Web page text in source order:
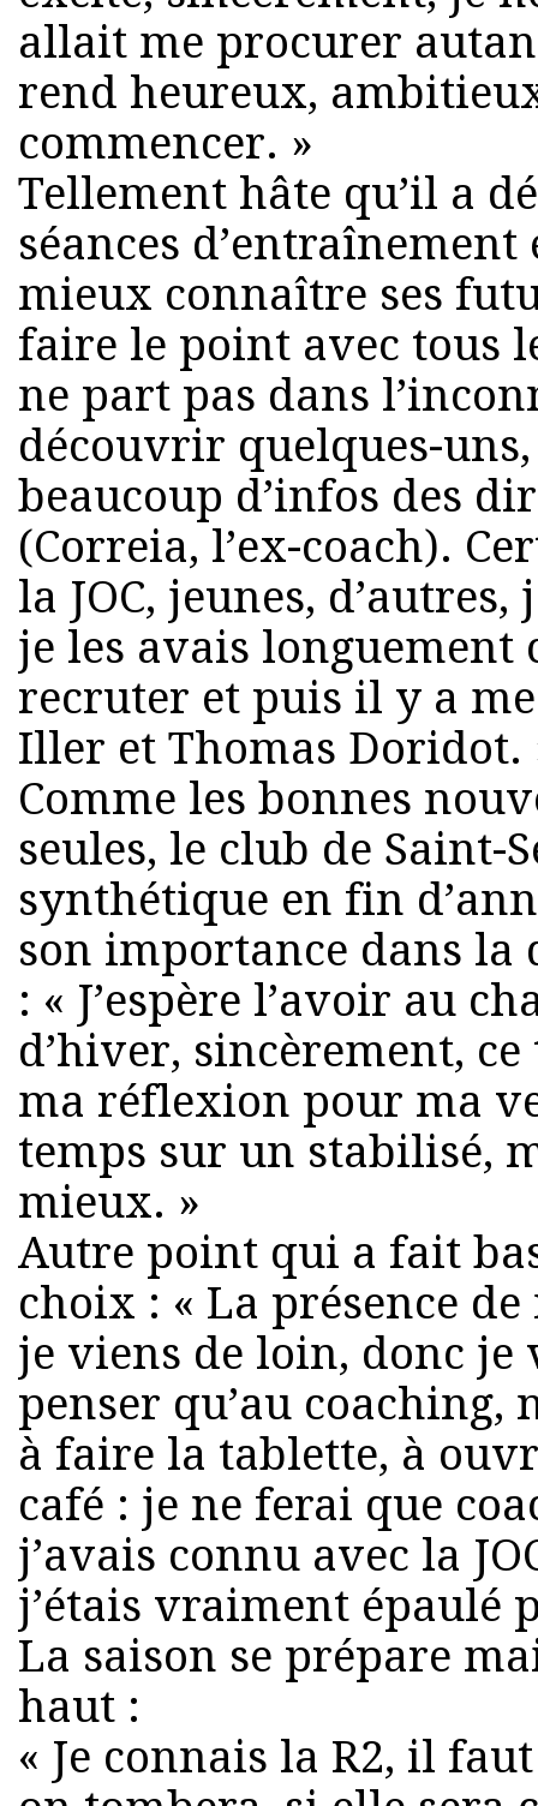
allait me procurer
rend heureux,
commencer. »
Tellement hâte qu’il a
séances
mieux connaître ses
faire le point avec tous
ne part pas dans
découvrir quelques-
beaucoup d’infos des
(Correia, l’ex-coach).
la JOC, jeunes,
je les avais longuement
recruter et puis il y a
Iller et Thomas
Comme les bonnes
seules, le club de
synthétique en fin
son importance dans la
: « J’espère l’avoir au
d’hiver, sincèrement,
ma réflexion pour ma
temps sur un stabilisé,
mieux. »
Autre point qui a fait
choix : « La présence
je viens de loin, donc je
penser qu’au coaching,
à faire la tablette, à
café : je ne ferai que
j’avais connu avec la
j’étais vraiment épaulé
La saison se prépare
haut :
« Je connais la R2, il